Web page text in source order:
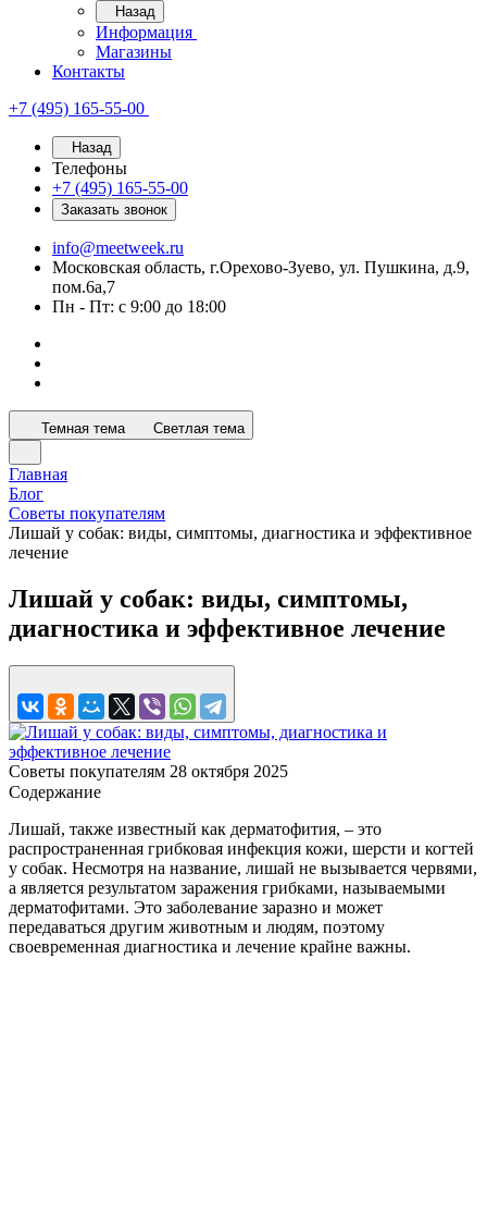
Назад
Информация
Магазины
Контакты
+7 (495) 165-55-00
Назад
Телефоны
+7 (495) 165-55-00
Заказать звонок
info@meetweek.ru
Московская область, г.Орехово-Зуево, ул. Пушкина, д.9,
пом.6а,7
Пн - Пт: с 9:00 до 18:00
Темная тема Светлая тема
Главная
Блог
Советы покупателям
Лишай у собак: виды, симптомы, диагностика и эффективное
лечение
Лишай у собак: виды, симптомы,
диагностика и эффективное лечение
Советы покупателям 28 октября 2025
Содержание
Лишай, также известный как дерматофития, – это
распространенная грибковая инфекция кожи, шерсти и когтей
у собак. Несмотря на название, лишай не вызывается червями,
а является результатом заражения грибками, называемыми
дерматофитами. Это заболевание заразно и может
передаваться другим животным и людям, поэтому
своевременная диагностика и лечение крайне важны.